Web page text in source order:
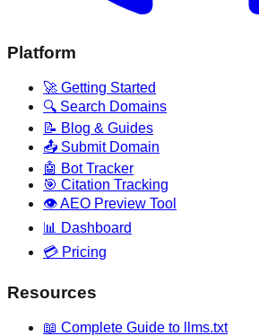
Platform
🚀 Getting Started
🔍 Search Domains
📝 Blog & Guides
📤 Submit Domain
🤖 Bot Tracker
🎯 Citation Tracking
👁️ AEO Preview Tool
📊 Dashboard
💳 Pricing
Resources
📖 Complete Guide to llms.txt